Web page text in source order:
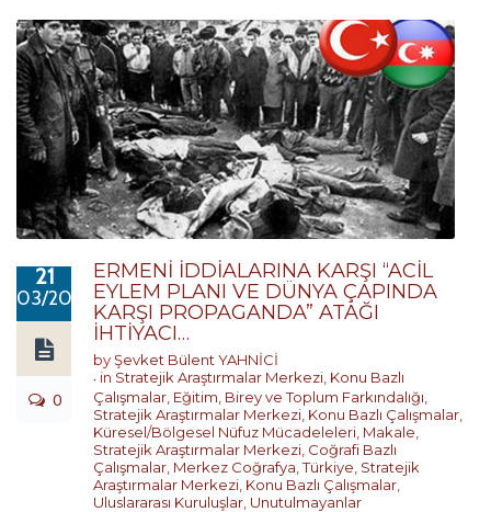
21
03/2019
0
ERMENİ İDDİALARINA KARŞI “ACİL
EYLEM PLANI VE DÜNYA ÇAPINDA
KARŞI PROPAGANDA” ATAĞI
İHTİYACI…
byŞevket Bülent YAHNİCİ
in Stratejik Araştırmalar Merkezi Konu Bazlı
Çalışmalar Eğitim, Birey ve Toplum Farkındalığı
Stratejik Araştırmalar Merkezi Konu Bazlı Çalışmalar
Küresel/Bölgesel Nüfuz Mücadeleleri Makale
Stratejik Araştırmalar Merkezi Coğrafi Bazlı
Çalışmalar Merkez Coğrafya ,Türkiye Stratejik
Araştırmalar Merkezi Konu Bazlı Çalışmalar
Uluslararası Kuruluşlar Unutulmayanlar